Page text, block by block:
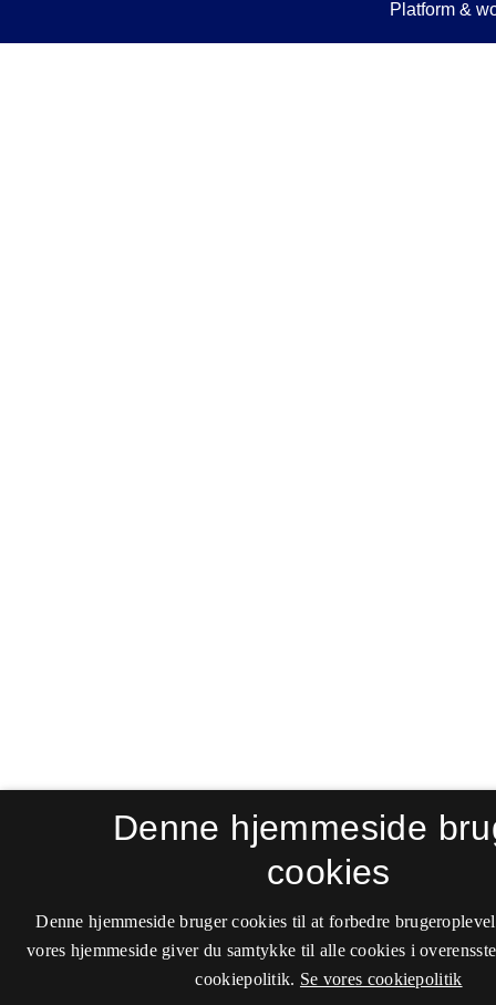
Denne hjemmeside
cookies
Denne hjemmeside bruger cookies til at forbedre
vores hjemmeside giver du samtykke til alle cookies i
cookiepolitik. Se vores cookiepolitik